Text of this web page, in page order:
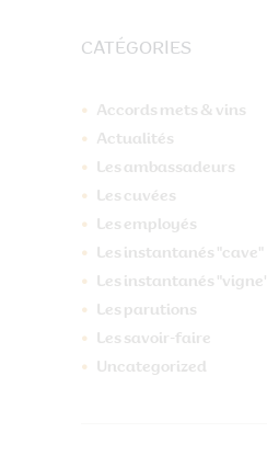
CATÉGORIES
Accords mets & vins
Actualités
Les ambassadeurs
Les cuvées
Les employés
Les instantanés "cave"
Les instantanés "vigne"
Les parutions
Les savoir-faire
Uncategorized